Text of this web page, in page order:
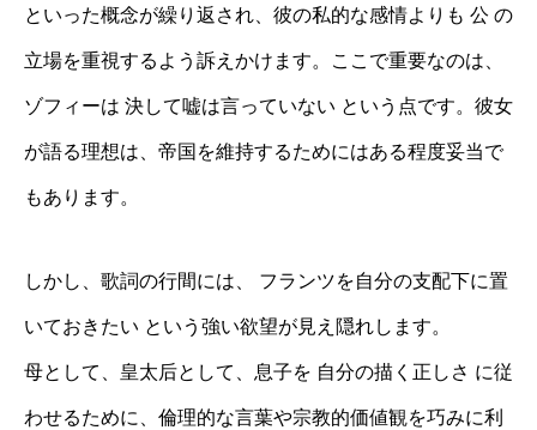
といった概念が繰り返され、彼の私的な感情よりも 公 の
立場を重視するよう訴えかけます。ここで重要なのは、
ゾフィーは 決して嘘は言っていない という点です。彼女
が語る理想は、帝国を維持するためにはある程度妥当で
もあります。
しかし、歌詞の行間には、 フランツを自分の支配下に置
いておきたい という強い欲望が見え隠れします。
母として、皇太后として、息子を 自分の描く正しさ に従
わせるために、倫理的な言葉や宗教的価値観を巧みに利